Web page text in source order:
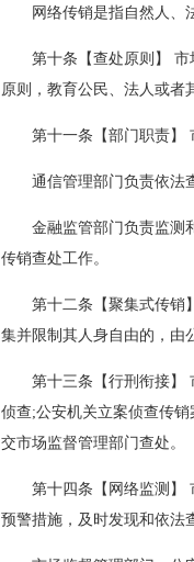
网络传销是指自然人、
第十条【查处原则】
原则，教育公民、法人或者
第十一条【部门职责】
通信管理部门负责依法
金融监管部门负责监测
传销查处工作。
第十二条【聚集式传销
集并限制其人身自由的，由
第十三条【行刑衔接】
侦查;公安机关立案侦查传
交市场监督管理部门查处。
第十四条【网络监测】
预警措施，及时发现和依法